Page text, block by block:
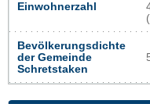
Einwohnerzahl
Bevölkerungsdichte
der Gemeinde
Schretstaken